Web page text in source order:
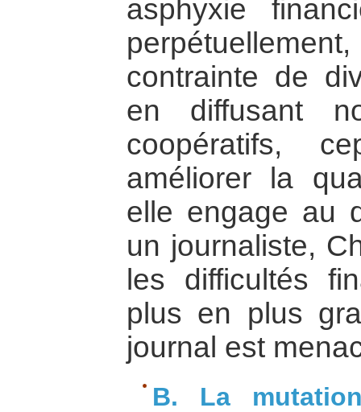
asphyxie
contrainte de
en diffusant
coopératifs,
améliorer la
elle engage au
un journaliste,
les difficultés
plus en plus
journal est
B. La